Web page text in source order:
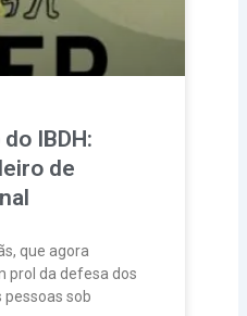
IBDH:
de
que agora
prol da defesa dos
pessoas sob